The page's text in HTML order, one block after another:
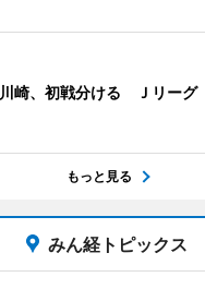
川崎、初戦分ける Ｊリーグ
もっと見る
みん経トピックス